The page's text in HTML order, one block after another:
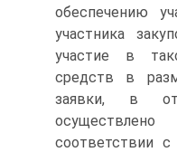
обеспечению
участника
участие в
средств в
заявки, в
соответствии